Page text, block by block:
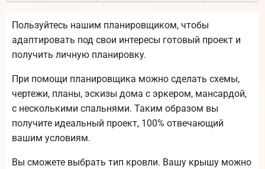
Пользуйтесь нашим планировщиком, чтобы
адаптировать под свои интересы готовый проект и
получить личную планировку.
При помощи планировщика можно сделать схемы,
чертежи, планы, эскизы дома с эркером, мансардой,
с несколькими спальнями. Таким образом вы
получите идеальный проект, 100% отвечающий
вашим условиям.
Вы сможете выбрать тип кровли. Вашу крышу можно